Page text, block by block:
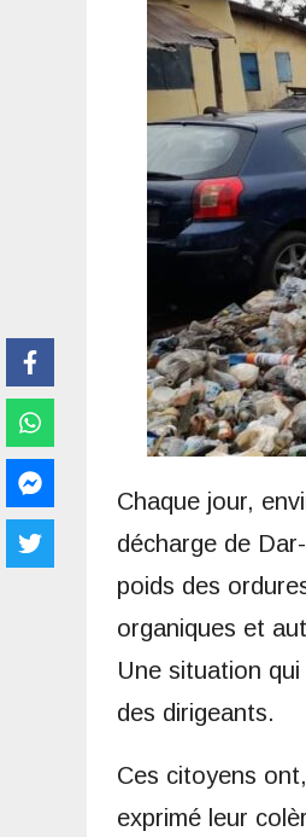
Chaque jour,
décharge de
poids des
organiques et
Une situation
des dirigeants.
Ces citoyens
exprimé leur